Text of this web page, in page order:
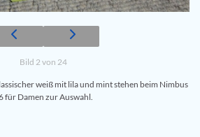
Bild 2 von 24
weiß mit lila und mint stehen beim Nimbus
für Damen zur Auswahl.